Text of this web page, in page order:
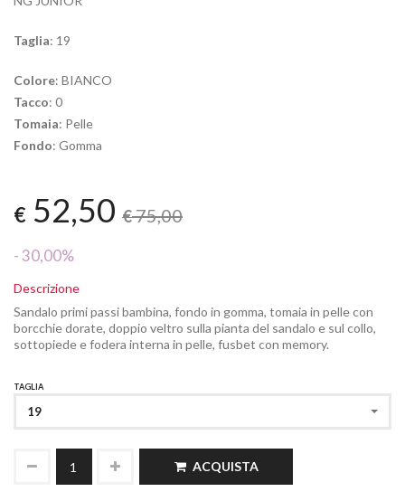
Taglia: 19
Colore: BIANCO
Tacco: 0
Tomaia: Pelle
Fondo: Gomma
€ 52,50 €75,00
- 30,00%
Descrizione
Sandalo primi passi bambina, fondo in gomma, tomaia in pelle con
borcchie dorate, doppio veltro sulla pianta del sandalo e sul collo,
sottopiede e fodera interna in pelle, fusbet con memory.
TAGLIA
19
ACQUISTA